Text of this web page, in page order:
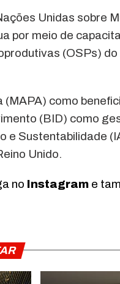
Unidas sobre
por meio de
(OSPs)
como
(BID) como
e Sustentabilidade
Unido.
no Instagram e